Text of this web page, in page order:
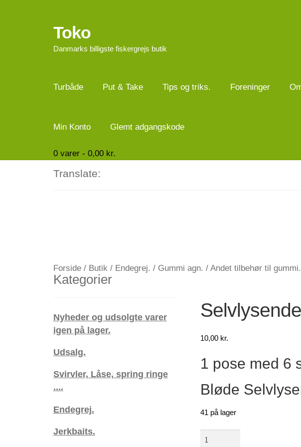
Spring
til
navigation
Spring
til
indhold
Toko
Danmarks billigste fiskergrejs butik
Turbåde Put & Take Tips og triks. Foreninger
Min Konto Glemt adgangskode
0varer - 0,00 kr.
Translate:
Forside/ Butik / Endegrej. / Gummi agn. / Andet tilbehør til gummi.
10,00 kr.
1 pose med 6
Bløde
41 på lager
Kategorier
Nyheder og udsolgte varer
igen på lager.
Udsalg.
Svirvler, Låse, spring ringe
....
Endegrej.
Jerkbaits.